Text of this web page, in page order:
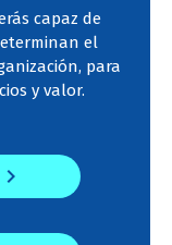
capaz de
el
para
y valor.